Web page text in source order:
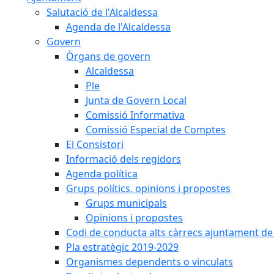
Salutació de l'Alcaldessa
Agenda de l'Alcaldessa
Govern
Òrgans de govern
Alcaldessa
Ple
Junta de Govern Local
Comissió Informativa
Comissió Especial de Comptes
El Consistori
Informació dels regidors
Agenda política
Grups polítics, opinions i propostes
Grups municipals
Opinions i propostes
Codi de conducta alts càrrecs ajuntament
Pla estratègic 2019-2029
Organismes dependents o vinculats